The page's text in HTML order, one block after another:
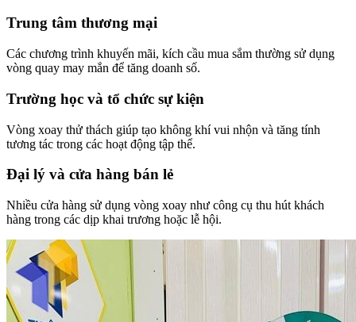
Trung tâm thương mại
Các chương trình khuyến mãi, kích cầu mua sắm thường sử dụng
vòng quay may mắn để tăng doanh số.
Trường học và tổ chức sự kiện
Vòng xoay thử thách giúp tạo không khí vui nhộn và tăng tính
tương tác trong các hoạt động tập thể.
Đại lý và cửa hàng bán lẻ
Nhiều cửa hàng sử dụng vòng xoay như công cụ thu hút khách
hàng trong các dịp khai trương hoặc lễ hội.